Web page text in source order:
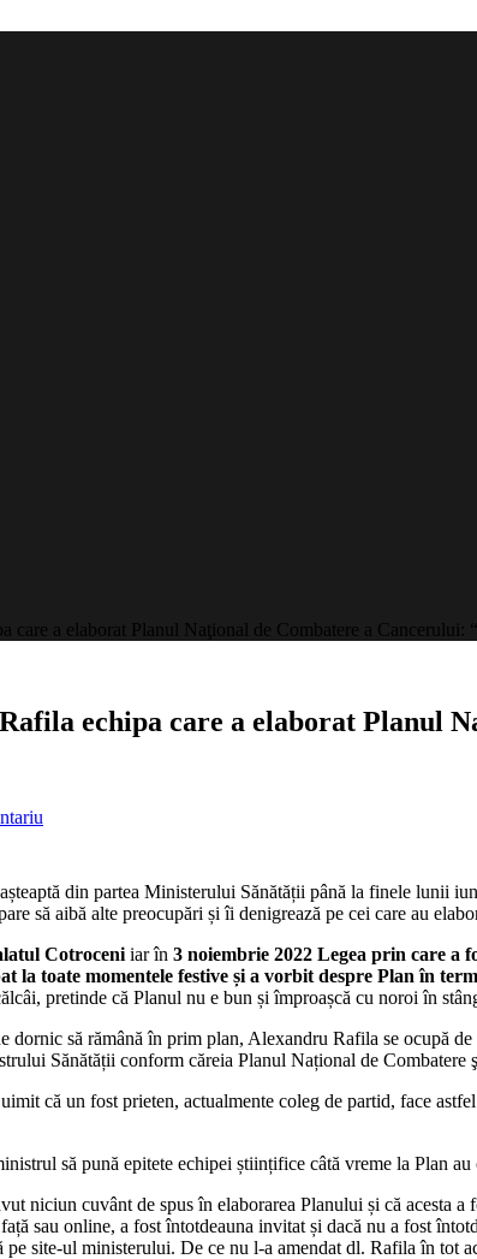
care a elaborat Planul Naţional de Combatere a Cancerului:
echipa care a elaborat Planul
De
Alexandru
Rafila
care
a
elaborat
Naţional
de
a
o
chestie
de
umefistan”
din partea Ministerului Sănătății până la finele lunii
să aibă alte preocupări și îi denigrează pe cei care au
Cotroceni iar în 3 noiembrie 2022 Legea prin care a
la toate momentele festive și a vorbit despre Plan în
pretinde că Planul nu e bun și împroașcă cu noroi în
dornic să rămână în prim plan, Alexandru Rafila se ocupă
Sănătății conform căreia Planul Național de
că un fost prieten, actualmente coleg de partid, face
să pună epitete echipei științifice câtă vreme la Plan
niciun cuvânt de spus în elaborarea Planului și că
sau online, a fost întotdeauna invitat și dacă nu a fost
site-ul ministerului. De ce nu l-a amendat dl. Rafila în tot